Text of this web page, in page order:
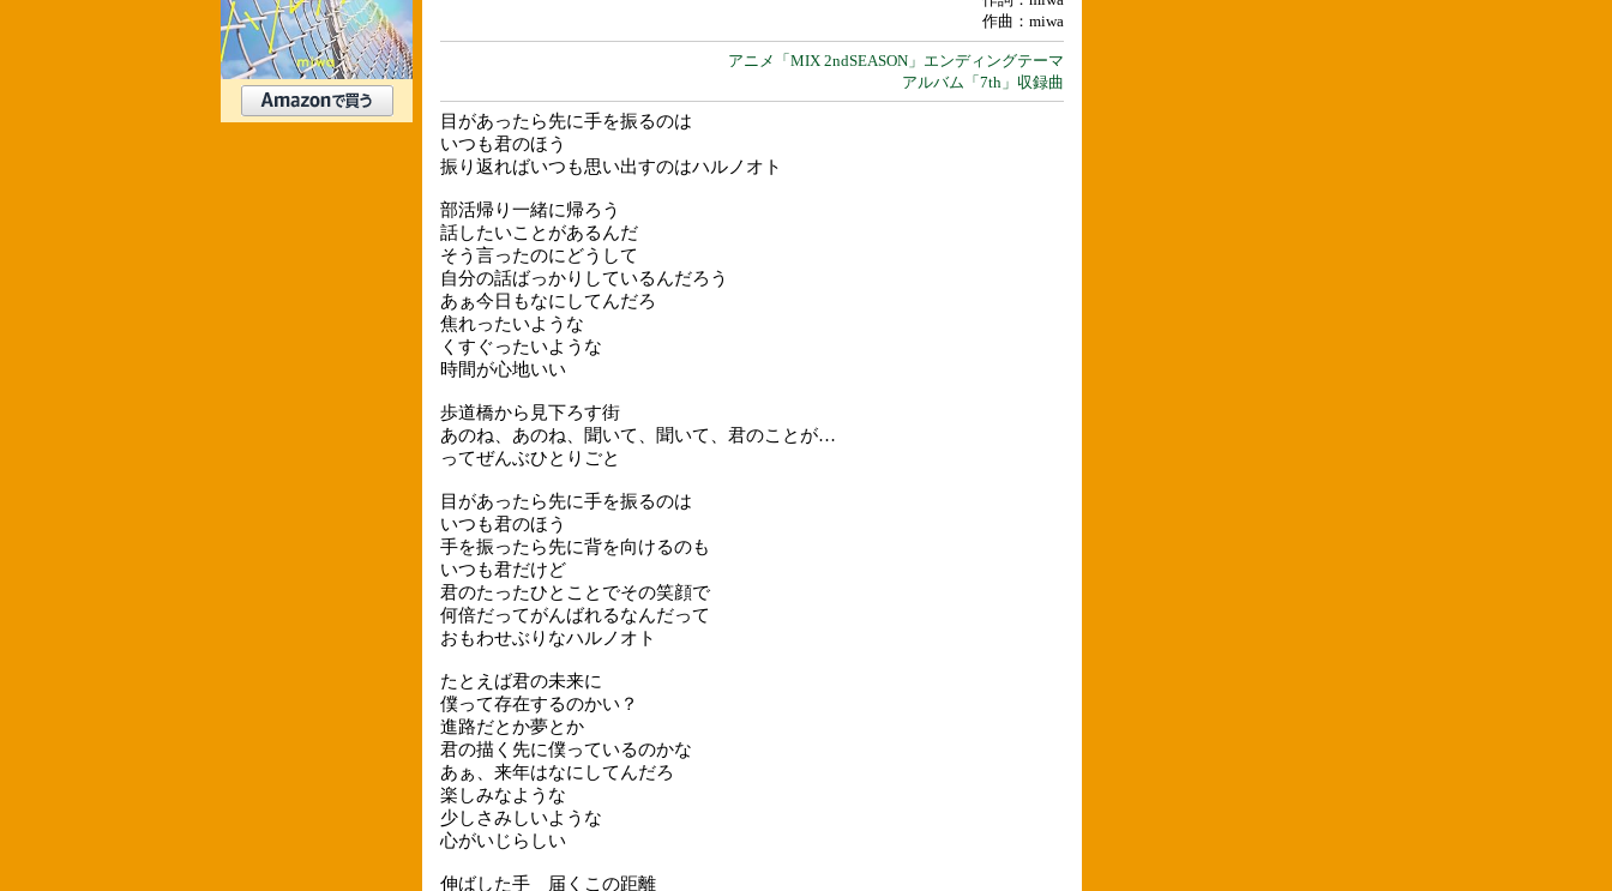
作曲：miwa
アニメ「MIX 2ndSEASON」エンディングテーマ
アルバム「7th」収録曲
目があったら先に手を振るのは
いつも君のほう
振り返ればいつも思い出すのはハルノオト
部活帰り一緒に帰ろう
話したいことがあるんだ
そう言ったのにどうして
自分の話ばっかりしているんだろう
あぁ今日もなにしてんだろ
焦れったいような
くすぐったいような
時間が心地いい
歩道橋から見下ろす街
あのね、あのね、聞いて、聞いて、君のことが…
ってぜんぶひとりごと
目があったら先に手を振るのは
いつも君のほう
手を振ったら先に背を向けるのも
いつも君だけど
君のたったひとことでその笑顔で
何倍だってがんばれるなんだって
おもわせぶりなハルノオト
たとえば君の未来に
僕って存在するのかい？
進路だとか夢とか
君の描く先に僕っているのかな
あぁ、来年はなにしてんだろ
楽しみなような
少しさみしいような
心がいじらしい
伸ばした手 届くこの距離